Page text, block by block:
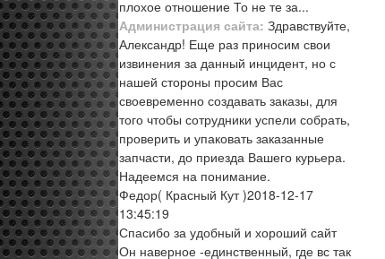
плохое отношение То не те за...
Администрация сайта: Здравствуйте,
Александр! Еще раз приносим свои
извинения за данный инцидент, но с
нашей стороны просим Вас
своевременно создавать заказы, для
того чтобы сотрудники успели собрать,
проверить и упаковать заказанные
запчасти, до приезда Вашего курьера.
Надеемся на понимание.
Федор( Красный Кут )2018-12-17
13:45:19
Спасибо за удобный и хороший сайт
Он наверное -единственный, где вс так